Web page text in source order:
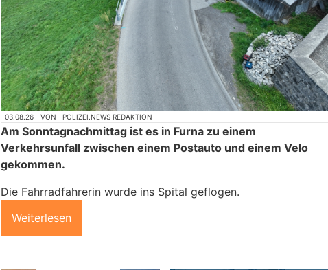
03.08.26 VON POLIZEI.NEWS REDAKTION
Am Sonntagnachmittag ist es in Furna zu einem
Verkehrsunfall zwischen einem Postauto und einem Velo
gekommen.
Die Fahrradfahrerin wurde ins Spital geflogen.
Weiterlesen